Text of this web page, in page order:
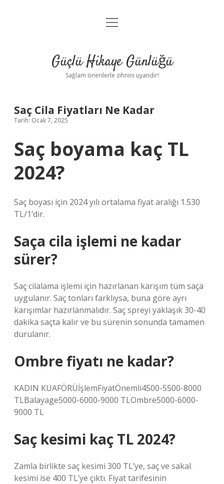
Anasayfa
Yasal Uyarı
menüyü
Güçlü Hikaye Günlüğü
Sağlam önerilerle zihnini uyandır!
Saç Cila Fiyatları Ne Kadar
Tarih: Ocak 7, 2025
Saç boyama kaç TL
2024?
Saç boyası için 2024 yılı ortalama fiyat aralığı 1.530
TL/1’dir.
Saça cila işlemi ne kadar
sürer?
Saç cilalama işlemi için hazırlanan karışım tüm saça
uygulanır. Saç tonları farklıysa, buna göre ayrı
karışımlar hazırlanmalıdır. Saç spreyi yaklaşık 30-40
dakika saçta kalır ve bu sürenin sonunda tamamen
durulanır.
Ombre fiyatı ne kadar?
KADIN KUAFÖRÜİşlemFiyatÖnemli4500-5500-8000
TLBalayage5000-6000-9000 TLOmbre5000-6000-
9000 TL
Saç kesimi kaç TL 2024?
Zamla birlikte saç kesimi 300 TL’ye, saç ve sakal
kesimi ise 400 TL’ye çıktı. Fiyat tarifesinin